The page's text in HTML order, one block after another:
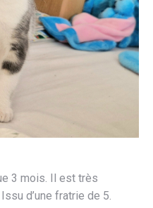
3 mois. Il est très
d’une fratrie de 5.